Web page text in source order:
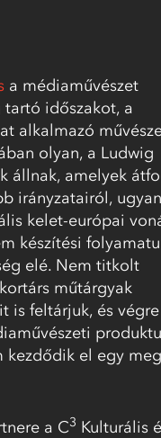
– 2010
papír, Ludwig
a médiaművészet
időszakot, a
alkalmazó
olyan, a Ludwig
állnak, amelyek
irányzatairól,
kelet-európai
készítési
elé. Nem titkolt
műtárgyak
is feltárjuk, és végre
el egy
a C3 Kulturális